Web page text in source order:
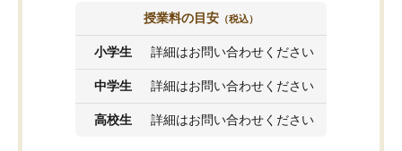
授業料の目安 （税込）
小学生 詳細はお問い合わせください
中学生 詳細はお問い合わせください
高校生 詳細はお問い合わせください